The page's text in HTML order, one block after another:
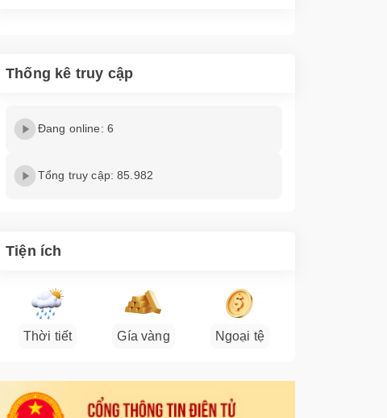
Thống kê truy cập
Đang online: 6
Tổng truy cập: 85.982
Tiện ích
Thời tiết Gía vàng Ngoại tệ